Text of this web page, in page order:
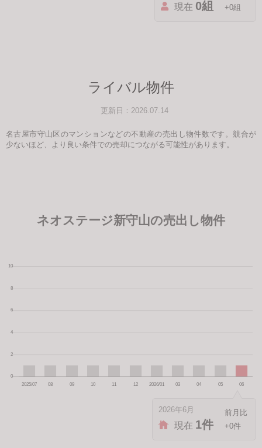
現在 0組 +0組
ライバル物件
更新日：2026.07.14
名古屋市守山区のマンションなどの不動産の売出し物件数です。競合が
少ないほど、より良い条件での売却につながる可能性があります。
ネオステージ新守山の売出し物件
2026年6月
現在 1件 +0件